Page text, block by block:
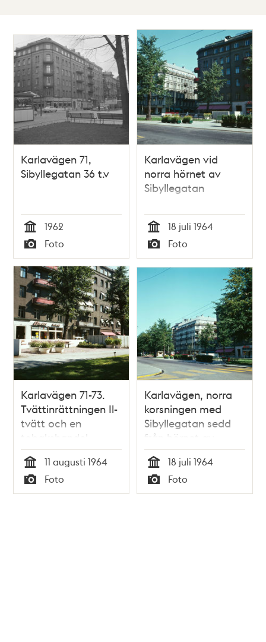
Lista
Karta
träffar
Karlavägen 71,
Sibyllegatan 36 t.v
Tid
1962
Typ
Foto
Karlavägen vid
norra hörnet av
Sibyllegatan
Tid
18 juli 1964
Typ
Foto
Karlavägen 71-73.
Tvättinrättningen Il-
tvätt och en
tobakshandel
Tid
11 augusti 1964
Typ
Foto
Karlavägen, norra
korsningen med
Sibyllegatan sedd
från hörnet av
Jungfrugatan
Tid
18 juli 1964
Typ
Foto